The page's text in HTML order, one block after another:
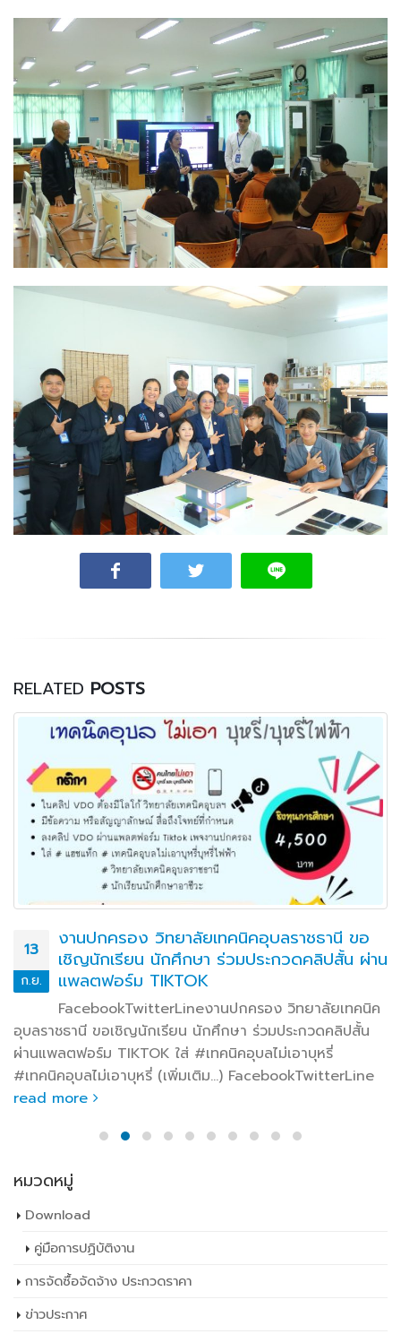
RELATED POSTS
13
ก.ย.
งานปกครอง วิทยาลัยเทคนิคอุบลราชธานี ขอ
เชิญนักเรียน นักศึกษา ร่วมประกวดคลิปสั้น ผ่าน
แพลตฟอร์ม TIKTOK
FacebookTwitterLineงานปกครอง วิทยาลัยเทคนิค
อุบลราชธานี ขอเชิญนักเรียน นักศึกษา ร่วมประกวดคลิปสั้น
ผ่านแพลตฟอร์ม TIKTOK ใส่ #เทคนิคอุบลไม่เอาบุหรี่
#เทคนิคอุบลไม่เอาบุหรี่ (เพิ่มเติม…) FacebookTwitterLine
read more
หมวดหมู่
Download
คู่มือการปฏิบัติงาน
การจัดซื้อจัดจ้าง ประกวดราคา
ข่าวประกาศ